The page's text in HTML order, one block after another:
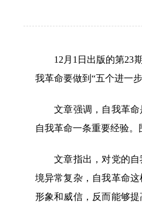
12月1日出版的第23
我革命要做到“五个进一步
文章强调，自我革命是
自我革命一条重要经验
文章指出，对党的自我
境异常复杂，自我革命
形象和威信，反而能够